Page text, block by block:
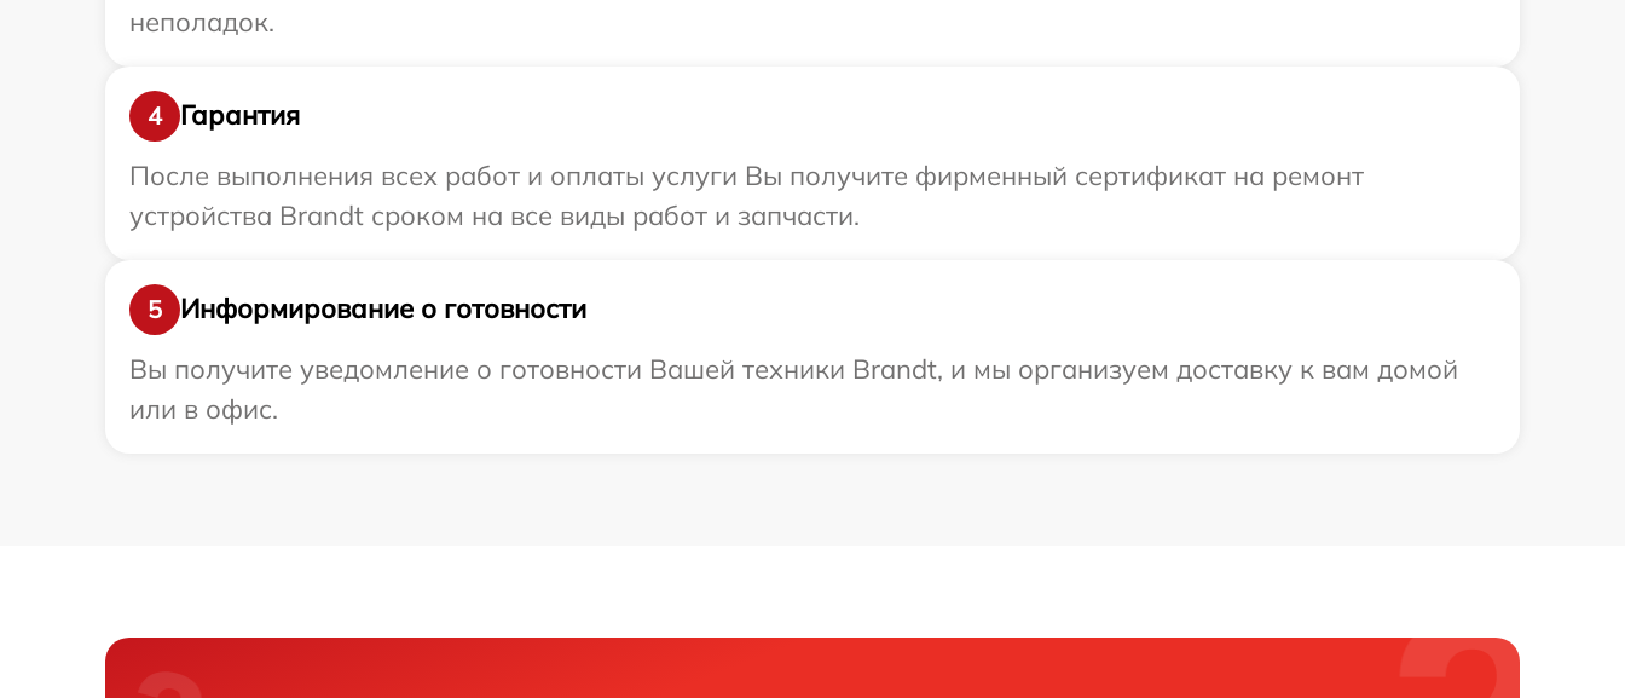
неполадок.
4
Гарантия
После выполнения всех работ и оплаты услуги Вы получите фирменный сертификат на ремонт
устройства Brandt сроком на все виды работ и запчасти.
5
Информирование о готовности
Вы получите уведомление о готовности Вашей техники Brandt, и мы организуем доставку к вам домой
или в офис.